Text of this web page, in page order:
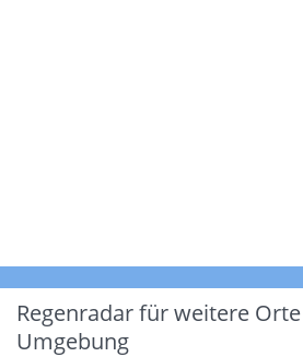
Regenradar für weitere
Umgebung